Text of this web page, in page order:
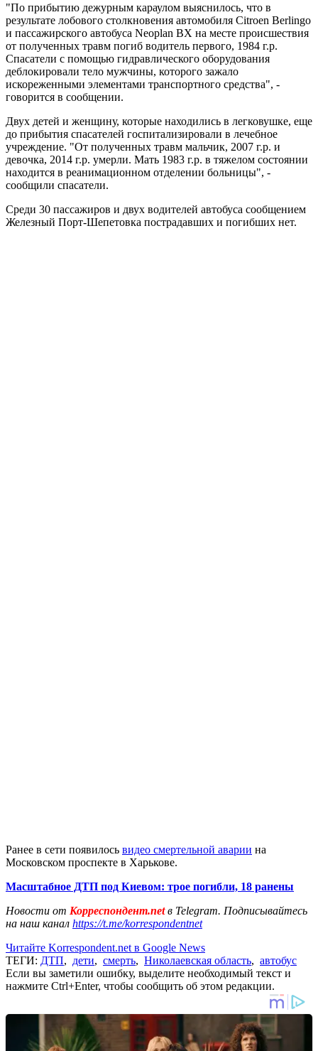
"По прибытию дежурным караулом выяснилось, что в
результате лобового столкновения автомобиля Citroen Berlingo
и пассажирского автобуса Neoplan ВХ на месте происшествия
от полученных травм погиб водитель первого, 1984 г.р.
Спасатели с помощью гидравлического оборудования
деблокировали тело мужчины, которого зажало
искореженными элементами транспортного средства", -
говорится в сообщении.
Двух детей и женщину, которые находились в легковушке, еще
до прибытия спасателей госпитализировали в лечебное
учреждение. "От полученных травм мальчик, 2007 г.р. и
девочка, 2014 г.р. умерли. Мать 1983 г.р. в тяжелом состоянии
находится в реанимационном отделении больницы", -
сообщили спасатели.
Среди 30 пассажиров и двух водителей автобуса сообщением
Железный Порт-Шепетовка пострадавших и погибших нет.
Ранее в сети появилось видео смертельной аварии на
Московском проспекте в Харькове.
Масштабное ДТП под Киевом: трое погибли, 18 ранены
Новости от Корреспондент.netв Telegram. Подписывайтесь
на наш канал https://t.me/korrespondentnet
Читайте Korrespondent.net в Google News
ТЕГИ: ДТП, дети, смерть, Николаевская область, автобус
Если вы заметили ошибку, выделите необходимый текст и
нажмите Ctrl+Enter, чтобы сообщить об этом редакции.